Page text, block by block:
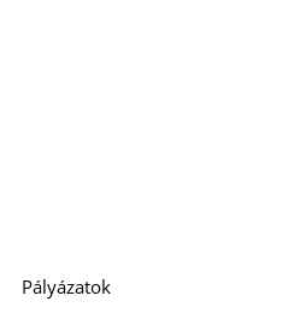
Pályázatok